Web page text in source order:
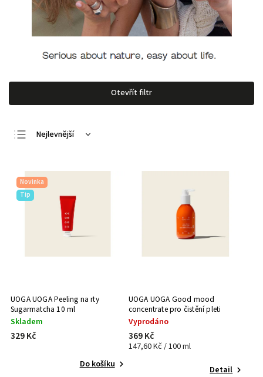
Otevřít filtr
Nejlevnější
Nejprodávanější
Abecedně
Novinka
Tip
UOGA UOGA Peeling na rty
Sugarmatcha 10 ml
Skladem
329 Kč
Do košíku
UOGA UOGA Good mood
concentrate pro čistění pleti
Vyprodáno
369 Kč
147,60 Kč / 100 ml
Detail